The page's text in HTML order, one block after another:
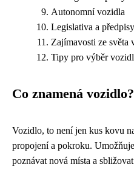
Autonomní vozidla
Legislativa a předpisy
Zajímavosti ze světa
Tipy pro výběr
Co znamená vozidlo?
Vozidlo, to není jen kus kovu
propojení a pokroku.
poznávat nová místa a